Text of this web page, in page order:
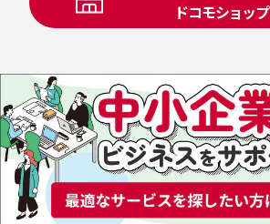
ドコモショップ